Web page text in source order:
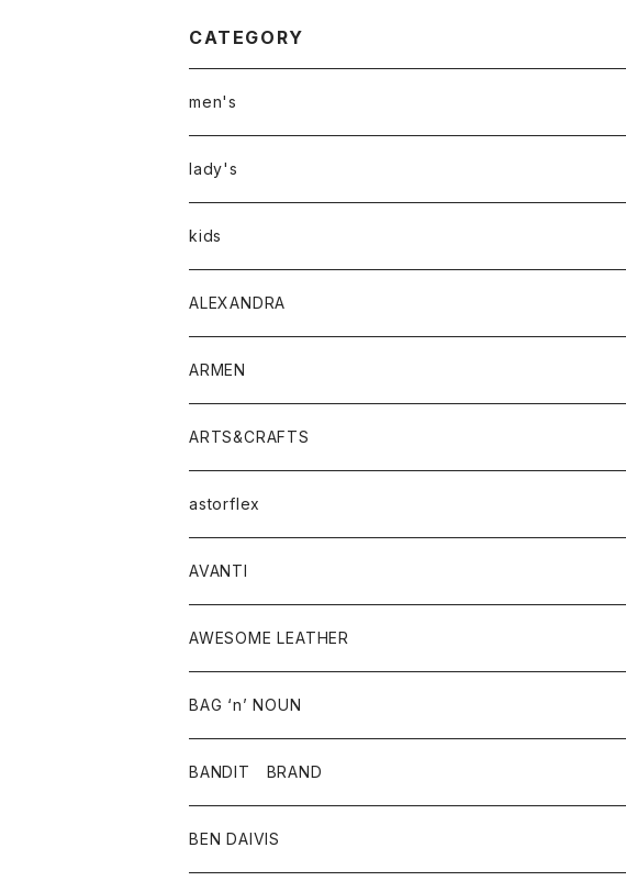
CATEGORY
men's
アウター
トップス
Tシャツ
シャツ
ボトムス
lady's
アウター
トップス
Tシャツ・カットソー
シャツ・ブラウス
ボトムス
パンツ
スカート
ワンピース・オールインワン
バッグ
シューズ
アクセサリー
その他雑貨
kids
ALEXANDRA
ARMEN
アウター
コート
ジャケット
トップス
ベスト
シャツ
ワンピース
ボトム
スカート
パンツ
グッズ
靴
ARTS&CRAFTS
アクセサリー
ウォレット
バッグ
astorflex
グッズ
靴
AVANTI
シャツ
AWESOME LEATHER
アウター
革ジャケット
BAG ‘n’ NOUN
アクセサリー
バッグ
BANDIT BRAND
トップス
BEN DAIVIS